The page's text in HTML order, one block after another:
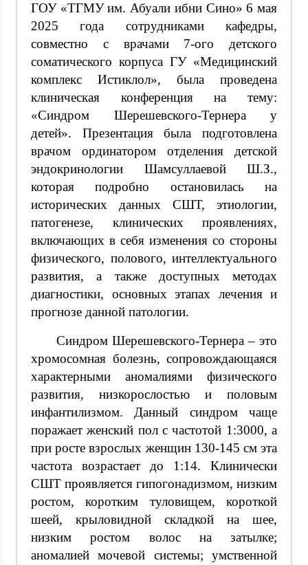
ГОУ «ТГМУ им. Абуали ибни Сино» 6 мая
2025 года сотрудниками кафедры,
совместно с врачами 7-ого детского
соматического корпуса ГУ «Медицинский
комплекс Истиклол», была проведена
клиническая конференция на тему:
«Синдром Шерешевского-Тернера у
детей». Презентация была подготовлена
врачом ординатором отделения детской
эндокринологии Шамсуллаевой Ш.З.,
которая подробно остановилась на
исторических данных СШТ, этиологии,
патогенезе, клинических проявлениях,
включающих в себя изменения со стороны
физического, полового, интеллектуального
развития, а также доступных методах
диагностики, основных этапах лечения и
прогнозе данной патологии.
Синдром Шерешевского-Тернера – это
хромосомная болезнь, сопровождающаяся
характерными аномалиями физического
развития, низкорослостью и половым
инфантилизмом. Данный синдром чаще
поражает женский пол с частотой 1:3000, а
при росте взрослых женщин 130-145 см эта
частота возрастает до 1:14. Клинически
СШТ проявляется гипогонадизмом, низким
ростом, коротким туловищем, короткой
шеей, крыловидной складкой на шее,
низким ростом волос на затылке;
аномалией мочевой системы; умственной